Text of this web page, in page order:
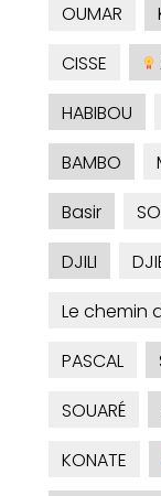
OUMAR
CISSE
HABIBOU
BAMBO
Basir
DJILI
Le chemin
PASCAL
SOUARÉ
KONATE